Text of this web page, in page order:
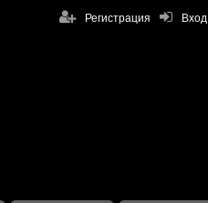
Вход
Регистрация